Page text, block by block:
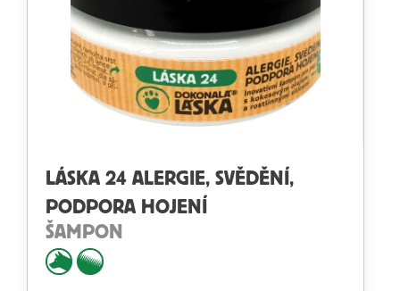
LÁSKA 24 ALERGIE, SVĚDĚNÍ,
PODPORA HOJENÍ
ŠAMPON